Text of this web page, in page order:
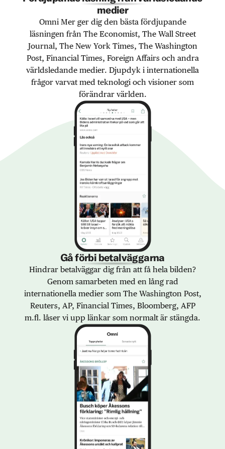
medier
Omni Mer ger dig den bästa fördjupande
läsningen från The Economist, The Wall Street
Journal, The New York Times, The Washington
Post, Financial Times, Foreign Affairs och andra
världsledande medier. Djupdyk i internationella
frågor varvat med teknologi och visioner som
förändrar världen.
Gå förbi betalväggarna
Hindrar betalväggar dig från att få hela bilden?
Genom samarbeten med en lång rad
internationella medier som The Washington Post,
Reuters, AP, Financial Times, Bloomberg, AFP
m.fl. låser vi upp länkar som normalt är stängda.